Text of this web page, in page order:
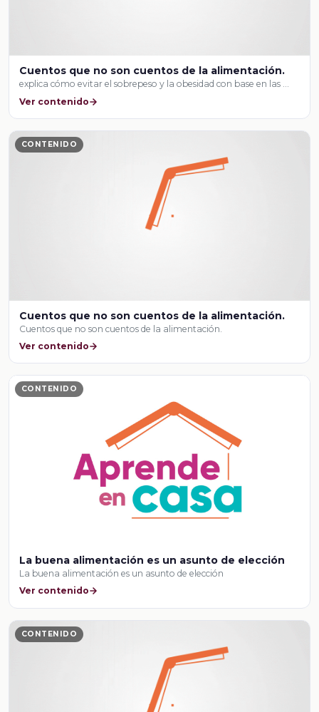
Cuentos que no son cuentos de la alimentación.
explica cómo evitar el sobrepeso y la obesidad con base en las …
Ver contenido
CONTENIDO
Cuentos que no son cuentos de la alimentación.
Cuentos que no son cuentos de la alimentación.
Ver contenido
CONTENIDO
La buena alimentación es un asunto de elección
La buena alimentación es un asunto de elección
Ver contenido
CONTENIDO